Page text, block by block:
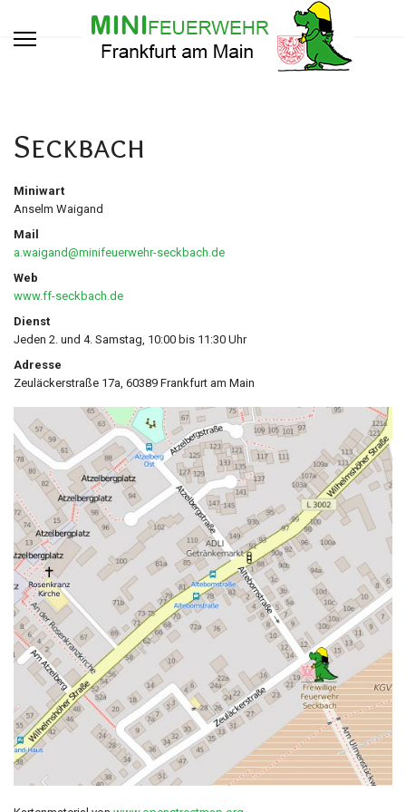
Seckbach
Miniwart
Anselm Waigand
Mail
a.waigand@minifeuerwehr-seckbach.de
Web
www.ff-seckbach.de
Dienst
Jeden 2. und 4. Samstag, 10:00 bis 11:30 Uhr
Adresse
Zeuläckerstraße 17a, 60389 Frankfurt am Main